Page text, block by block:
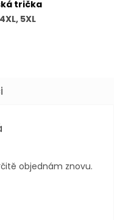
trička
5XL
5 z 5 hvězdiček.
objednám znovu.
5 z 5 hvězdiček.